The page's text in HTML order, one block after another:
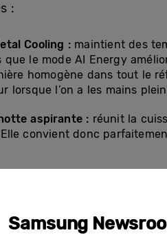
:
Cooling : maintient des
que le mode AI Energy
homogène dans tout le
lorsque l’on a les mains
aspirante : réunit la
convient donc
automatiquement la
d’obtenir des
en énergie que l’exigence
lui permettent
Samsung